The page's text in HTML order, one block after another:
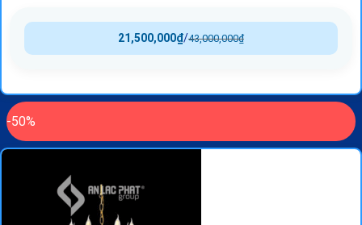
43,000,000₫
/
21,500,000₫
-50%